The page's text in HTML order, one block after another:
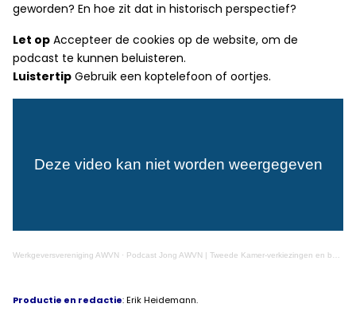
geworden? En hoe zit dat in historisch perspectief?
Let op Accepteer de cookies op de website, om de
podcast te kunnen beluisteren.
Luistertip Gebruik een koptelefoon of oortjes.
Werkgeversvereniging AWVN · Podcast Jong AWVN | Tweede Kamer-verkiezingen en bestaanszekerheid | november 2023
Productie en redactie: Erik Heidemann.